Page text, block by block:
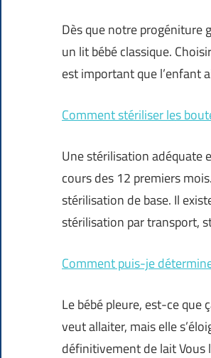
Dès que notre progéniture
un lit bébé classique.
est important que l’enfant
Comment stériliser les
Une stérilisation adéquate
cours des 12 premiers
stérilisation de base. Il
stérilisation par transport,
Comment puis-je
Le bébé pleure, est-ce que
veut allaiter, mais elle
définitivement de lait Vous